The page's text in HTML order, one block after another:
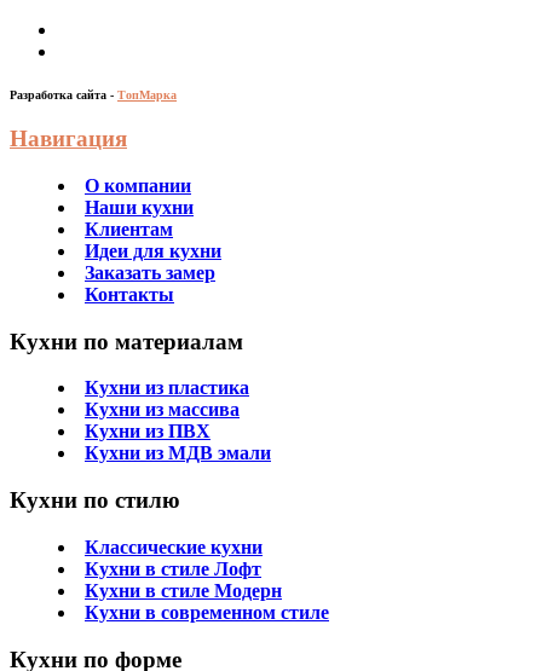
Разработка сайта - ТопМарка
Навигация
О компании
Наши кухни
Клиентам
Идеи для кухни
Заказать замер
Контакты
Кухни по материалам
Кухни из пластика
Кухни из массива
Кухни из ПВХ
Кухни из МДВ эмали
Кухни по стилю
Классические кухни
Кухни в стиле Лофт
Кухни в стиле Модерн
Кухни в современном стиле
Кухни по форме